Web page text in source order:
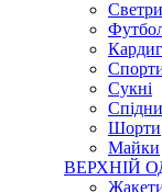
Светри
Сукні
Шорти
Майки
ВЕРХНІЙ